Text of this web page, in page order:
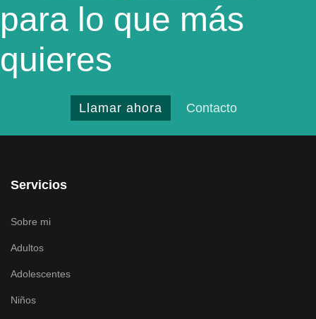
para lo que más
quieres
Llamar ahora Contacto
Servicios
Sobre mi
Adultos
Adolescentes
Niños